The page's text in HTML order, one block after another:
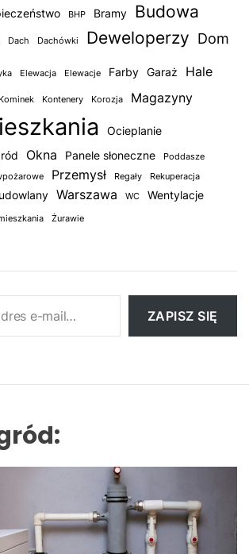
BHP Bramy Budowa
Dach Dachówki Deweloperzy Dom
Elewacja Elewacje Farby Garaż Hale
Kominek Kontenery Korozja Magazyny
Ocieplanie
Okna Panele słoneczne Poddasze
Przemysł Regały
Rekuperacja
Warszawa WC Wentylacje
Żurawie
ZAPISZ SIĘ